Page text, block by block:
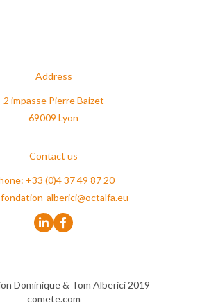
Address
2 impasse Pierre Baizet
69009 Lyon
Contact us
+33 (0)4 37 49 87 20
fondation-alberici@octalfa.eu
Dominique & Tom Alberici 2019
comete.com